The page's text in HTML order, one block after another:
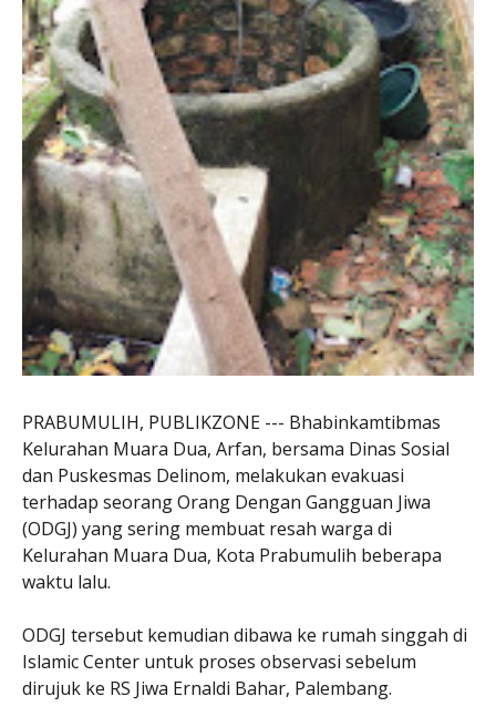
PRABUMULIH, PUBLIKZONE --- Bhabinkamtibmas
Kelurahan Muara Dua, Arfan, bersama Dinas Sosial
dan Puskesmas Delinom, melakukan evakuasi
terhadap seorang Orang Dengan Gangguan Jiwa
(ODGJ) yang sering membuat resah warga di
Kelurahan Muara Dua, Kota Prabumulih beberapa
waktu lalu.
ODGJ tersebut kemudian dibawa ke rumah singgah di
Islamic Center untuk proses observasi sebelum
dirujuk ke RS Jiwa Ernaldi Bahar, Palembang.